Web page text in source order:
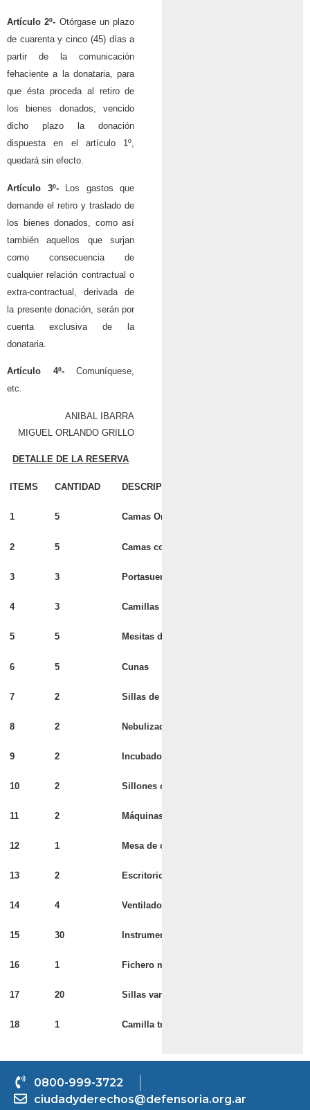
Artículo 2º- Otórgase un plazo
de cuarenta y cinco (45) días a
partir de la comunicación
fehaciente a la donataria, para
que ésta proceda al retiro de
los bienes donados, vencido
dicho plazo la donación
dispuesta en el artículo 1º,
quedará sin efecto.
Artículo 3º-Los gastos que
demande el retiro y traslado de
los bienes donados, como así
también aquellos que surjan
como consecuencia de
cualquier relación contractual o
extra-contractual, derivada de
la presente donación, serán por
cuenta exclusiva de la
donataria.
Artículo 4º-Comuníquese,
etc.
ANIBAL IBARRA
MIGUEL ORLANDO GRILLO
DETALLE DE LA RESERVA
ITEMS CANTIDAD DESCRIPCION
1 5 Camas Ortopédicas
2 5 Camas comunes
3 3 Portasueros
4 3 Camillas fijas
5 5 Mesitas de luz
6 5 Cunas
7 2 Sillas de ruedas
8 2 Nebulizadores
9 2 Incubadoras
10 2 Sillones odontológicos
11 2 Máquinas de escribir
12 1 Mesa de operaclones
13 2 Escritorios metáucos
14 4 Ventiladores
15 30 Instrumentales varios
16 1 Fichero metálico de 4 cajones
17 20 Sillas varias
18 1 Camilla transportadora
0800-999-3722
ciudadyderechos@defensoria.org.ar